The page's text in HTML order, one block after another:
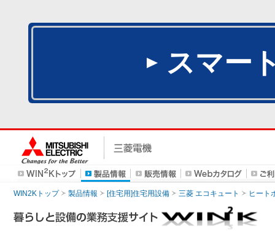
スマー
WIN2Kトップ 製品情報 [住宅用]住宅用設備 三菱 エコキュート ヒート